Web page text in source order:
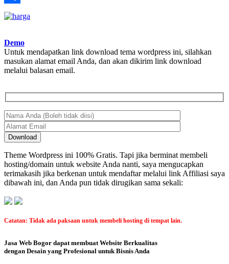
Share
Demo
Untuk mendapatkan link download tema wordpress ini, silahkan
masukan alamat email Anda, dan akan dikirim link download
melalui balasan email.
Theme Wordpress ini 100% Gratis. Tapi jika berminat membeli
hosting/domain untuk website Anda nanti, saya mengucapkan
terimakasih jika berkenan untuk mendaftar melalui link Affiliasi saya
dibawah ini, dan Anda pun tidak dirugikan sama sekali:
Catatan: Tidak ada paksaan untuk membeli hosting di tempat lain.
Jasa Web Bogor dapat membuat Website Berkualitas
dengan Desain yang Profesional untuk Bisnis Anda